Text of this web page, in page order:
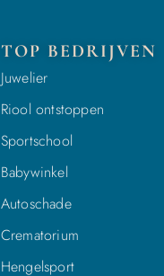
TOP BEDRIJVEN
Juwelier
Riool ontstoppen
Sportschool
Babywinkel
Autoschade
Crematorium
Hengelsport